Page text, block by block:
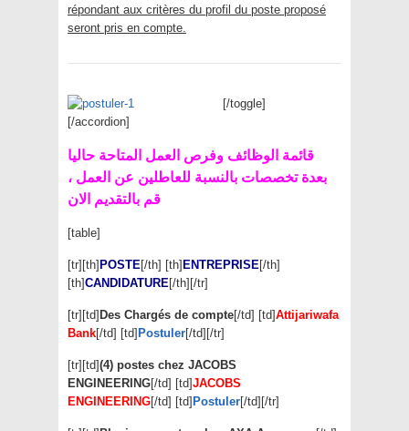
répondant aux critères du profil du poste proposé
seront pris en compte.
[/toggle]
[/accordion]
قائمة الوظائف وفرص العمل المتاحة حاليا
بعدة تخصصات بالنسبة للعاطلين عن العمل ،
قم بالتقديم الان
[table]
[tr][th] POSTE[/th] [th] ENTREPRISE[/th]
[th]CANDIDATURE[/th][/tr]
[tr][td] Des Chargés de compte[/td] [td]Attijariwafa
Bank[/td] [td] Postuler[/td][/tr]
[tr][td](4) postes chez JACOBS
ENGINEERING[/td] [td]JACOBS
ENGINEERING[/td] [td] Postuler[/td][/tr]